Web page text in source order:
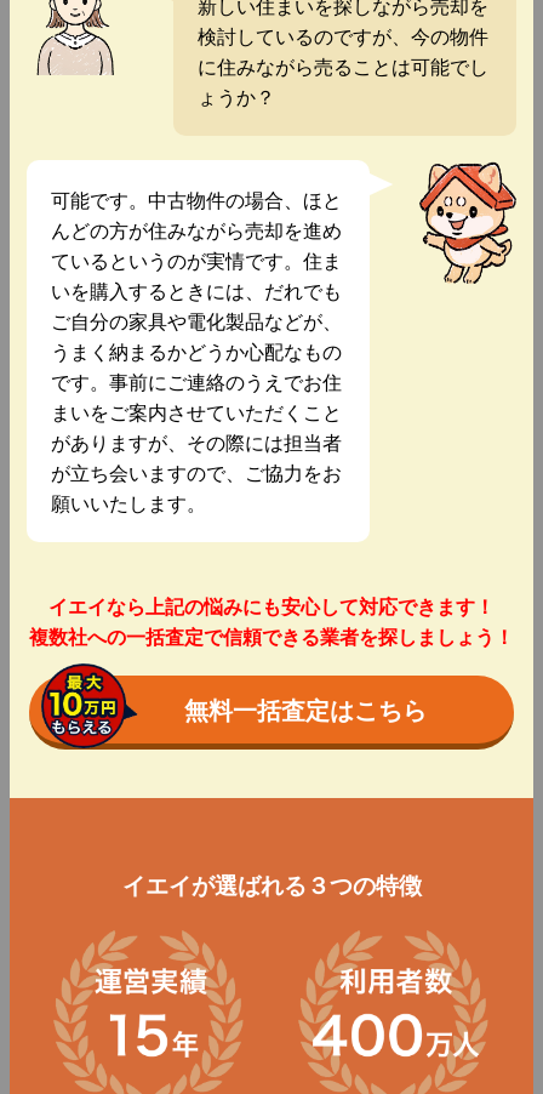
検討しているのですが、今の物件
に住みながら売ることは可能でし
ょうか？
可能です。中古物件の場合、ほと
んどの方が住みながら売却を進め
ているというのが実情です。住ま
いを購入するときには、だれでも
ご自分の家具や電化製品などが、
うまく納まるかどうか心配なもの
です。事前にご連絡のうえでお住
まいをご案内させていただくこと
がありますが、その際には担当者
が立ち会いますので、ご協力をお
願いいたします。
イエイなら上記の悩みにも安心して対応できます！
複数社への一括査定で信頼できる業者を探しましょう！
無料一括査定はこちら
イエイが選ばれる３つの特徴